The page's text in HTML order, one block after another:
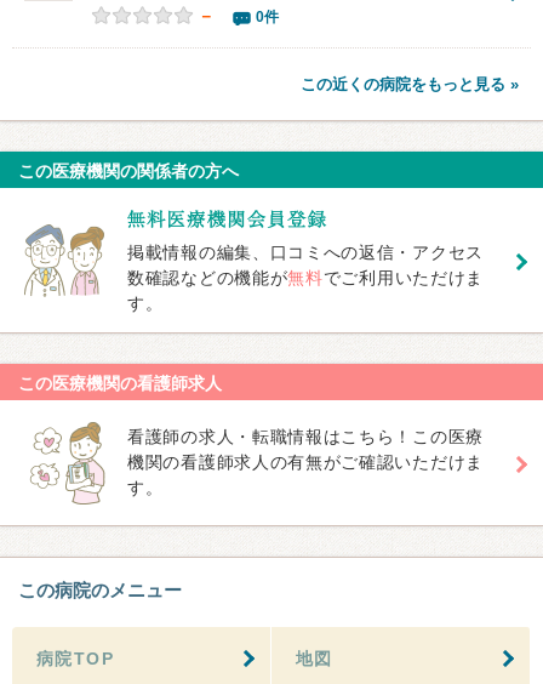
－ 0件
この近くの病院をもっと見る »
この医療機関の関係者の方へ
掲載情報の編集、口コミへの返信・アクセス
数確認などの機能が無料でご利用いただけま
す。
この医療機関の看護師求人
看護師の求人・転職情報はこちら！この医療
機関の看護師求人の有無がご確認いただけま
す。
この病院のメニュー
病院TOP 地図